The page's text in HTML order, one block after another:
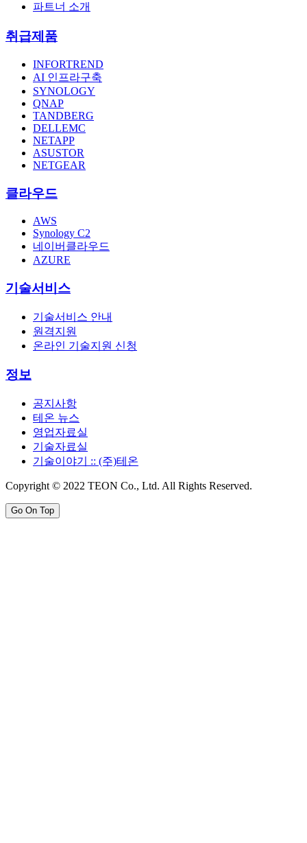
파트너 소개
취급제품
INFORTREND
AI 인프라구축
SYNOLOGY
QNAP
TANDBERG
DELLEMC
NETAPP
ASUSTOR
NETGEAR
클라우드
AWS
Synology C2
네이버클라우드
AZURE
기술서비스
기술서비스 안내
원격지원
온라인 기술지원 신청
정보
공지사항
테온 뉴스
영업자료실
기술자료실
기술이야기 :: (주)테온
Copyright © 2022 TEON Co., Ltd. All Rights Reserved.
Go On Top